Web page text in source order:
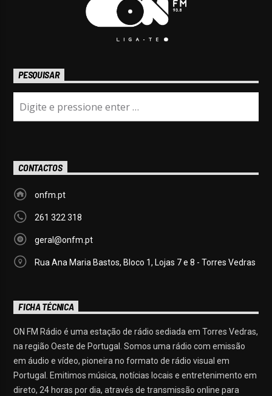
PESQUISAR
CONTACTOS
onfm.pt
261 322 318
geral@onfm.pt
Rua Ana Maria Bastos, Bloco 1, Lojas 7 e 8 - Torres Vedras
FICHA TÉCNICA
ON FM Rádio é uma estação de rádio sediada em Torres Vedras,
na região Oeste de Portugal. Somos uma rádio com emissão
em áudio e vídeo, pioneira no formato de rádio visual em
Portugal. Emitimos música, notícias locais e entretenimento em
direto, 24 horas por dia, através de transmissão online para